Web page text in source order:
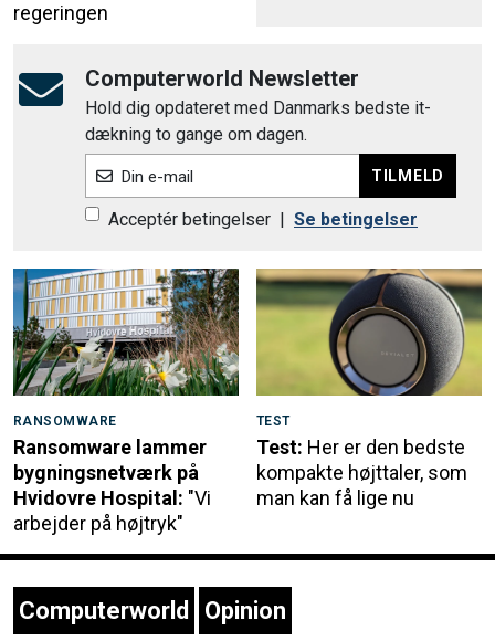
regeringen
Computerworld Newsletter
Hold dig opdateret med Danmarks bedste it-
dækning to gange om dagen.
Din e-mail TILMELD
Acceptér betingelser Se betingelser
RANSOMWARE
Ransomware lammer
bygningsnetværk på
Hvidovre Hospital: "Vi
arbejder på højtryk"
TEST
Test: Her er den bedste
kompakte højttaler, som
man kan få lige nu
Computerworld Opinion